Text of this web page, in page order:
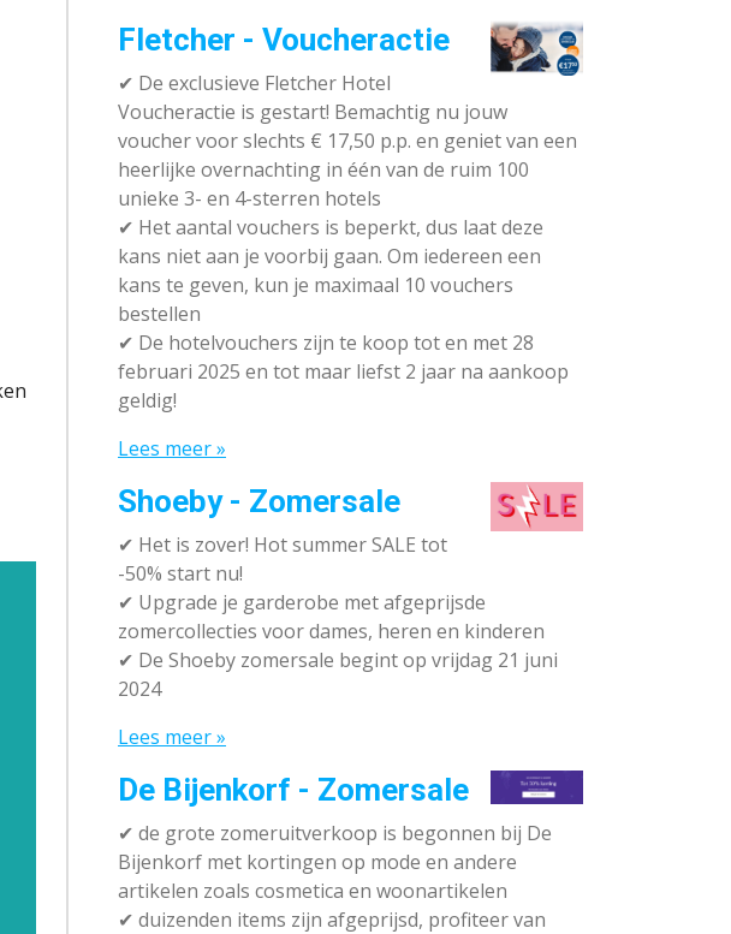
Fletcher - Voucheractie
✔ De exclusieve Fletcher Hotel
Voucheractie is gestart! Bemachtig nu jouw
voucher voor slechts € 17,50 p.p. en geniet van een
heerlijke overnachting in één van de ruim 100
unieke 3- en 4-sterren hotels
✔ Het aantal vouchers is beperkt, dus laat deze
kans niet aan je voorbij gaan. Om iedereen een
kans te geven, kun je maximaal 10 vouchers
bestellen
✔ De hotelvouchers zijn te koop tot en met 28
februari 2025 en tot maar liefst 2 jaar na aankoop
geldig!
Lees meer »
Shoeby - Zomersale
✔ Het is zover! Hot summer SALE tot
-50% start nu!
✔ Upgrade je garderobe met afgeprijsde
zomercollecties voor dames, heren en kinderen
✔ De Shoeby zomersale begint op vrijdag 21 juni
2024
Lees meer »
De Bijenkorf - Zomersale
✔ de grote zomeruitverkoop is begonnen bij De
Bijenkorf met kortingen op mode en andere
artikelen zoals cosmetica en woonartikelen
✔ duizenden items zijn afgeprijsd, profiteer van